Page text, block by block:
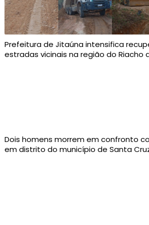
Prefeitura de Jitaúna intensifica
estradas vicinais na região do Riacho
Dois homens morrem em confronto
em distrito do município de Santa